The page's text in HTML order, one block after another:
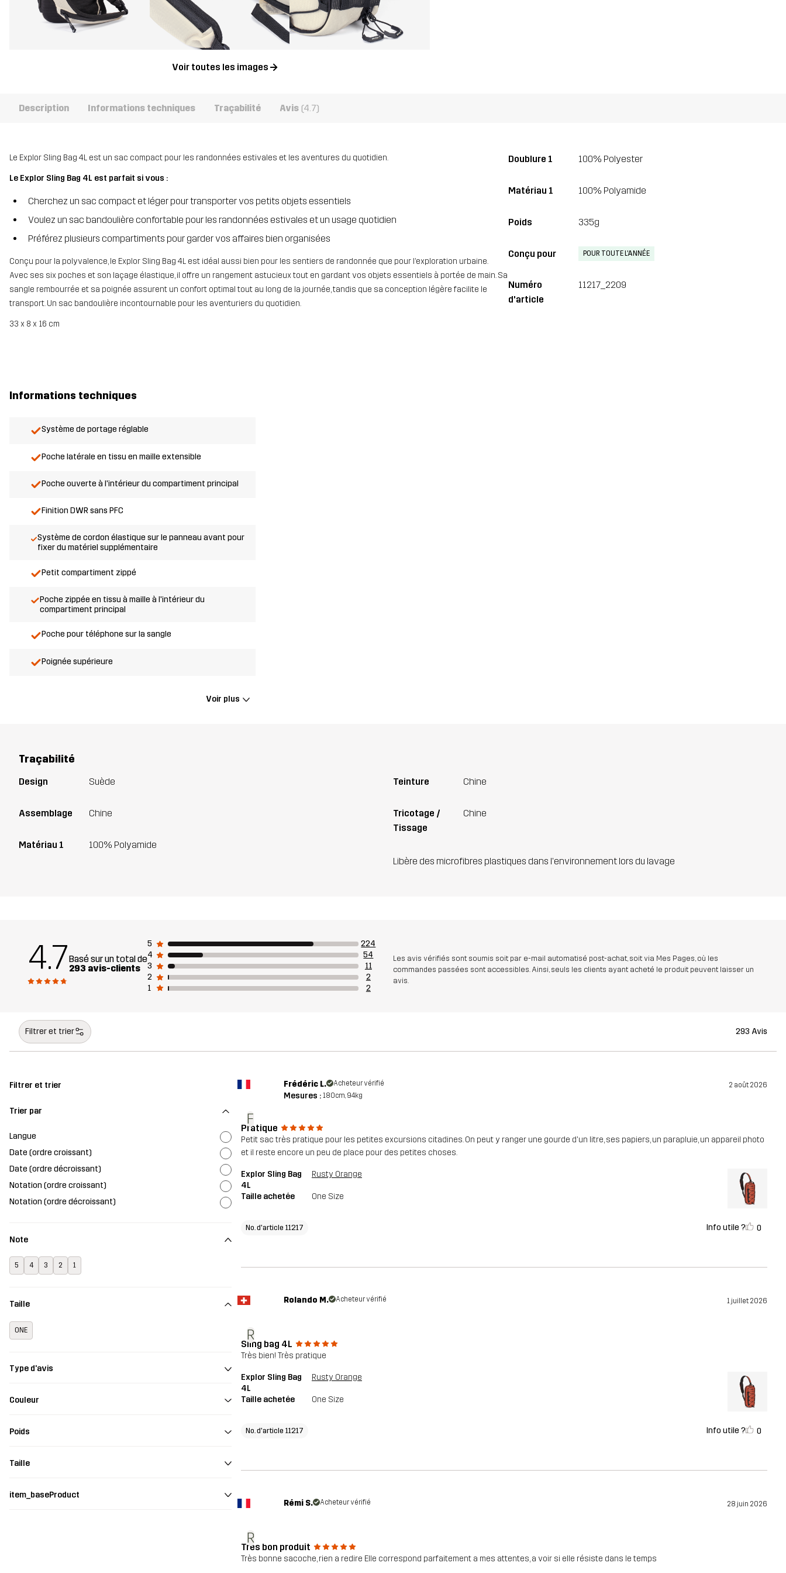
Voir toutes les images
Description Informations techniques Traçabilité Avis (4.7)
Le Explor Sling Bag 4L est un sac compact pour les randonnées estivales et les aventures du quotidien.
Le Explor Sling Bag 4L est parfait si vous :
Cherchez un sac compact et léger pour transporter vos petits objets essentiels
Voulez un sac bandoulière confortable pour les randonnées estivales et un usage quotidien
Préférez plusieurs compartiments pour garder vos affaires bien organisées
Conçu pour la polyvalence, le Explor Sling Bag 4L est idéal aussi bien pour les sentiers de randonnée que pour l’exploration urbaine.
Avec ses six poches et son laçage élastique, il offre un rangement astucieux tout en gardant vos objets essentiels à portée de main. Sa
sangle rembourrée et sa poignée assurent un confort optimal tout au long de la journée, tandis que sa conception légère facilite le
transport. Un sac bandoulière incontournable pour les aventuriers du quotidien.
33 x 8 x 16 cm
Doublure 1 100% Polyester
Matériau 1 100% Polyamide
Poids 335g
Conçu pour POUR TOUTE L'ANNÉE
Numéro
d'article
11217_2209
Informations techniques
Système de portage réglable
Poche latérale en tissu en maille extensible
Poche ouverte à l'intérieur du compartiment principal
Finition DWR sans PFC
Système de cordon élastique sur le panneau avant pour
fixer du matériel supplémentaire
Petit compartiment zippé
Poche zippée en tissu à maille à l'intérieur du
compartiment principal
Poche pour téléphone sur la sangle
Poignée supérieure
Voir plus
Traçabilité
Design Suède
Assemblage Chine
Matériau 1 100% Polyamide
Teinture Chine
Tricotage /
Tissage
Chine
Libère des microfibres plastiques dans l'environnement lors du lavage
4.7Basé sur un total de
293 avis-clients
5
224
4
54
3
11
2
2
1
2
Les avis vérifiés sont soumis soit par e-mail automatisé post-achat, soit via Mes Pages, où les
commandes passées sont accessibles. Ainsi, seuls les clients ayant acheté le produit peuvent laisser un
avis.
Filtrer et trier 293 Avis
Filtrer et trier
Trier par
Langue
Date (ordre croissant)
Date (ordre décroissant)
Notation (ordre croissant)
Notation (ordre décroissant)
Note
5 4 3 2 1
Taille
ONE
Type d'avis
Couleur
Poids
Taille
item_baseProduct
F
Frédéric L. Acheteur vérifié 2 août 2026
Mesures : 180cm, 94kg
Pratique
Petit sac très pratique pour les petites excursions citadines. On peut y ranger une gourde d'un litre, ses papiers, un parapluie, un appareil photo
et il reste encore un peu de place pour des petites choses.
Explor Sling Bag
4L
Rusty Orange
Taille achetée One Size
No. d'article 11217 Info utile ? 0
R
Rolando M. Acheteur vérifié 1 juillet 2026
Sling bag 4L
Très bien! Très pratique
Explor Sling Bag
4L
Rusty Orange
Taille achetée One Size
No. d'article 11217 Info utile ? 0
R
Rémi S. Acheteur vérifié 28 juin 2026
Très bon produit
Très bonne sacoche, rien a redire Elle correspond parfaitement a mes attentes, a voir si elle résiste dans le temps